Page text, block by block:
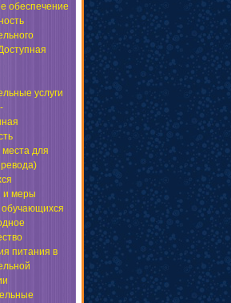
обеспечение
услуги
для
и меры
питания в